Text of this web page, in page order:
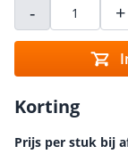
- +
Korting
Prijs per stuk bij